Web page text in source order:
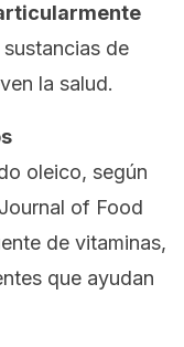
de
la salud.
oleico, según
Journal of Food
de vitaminas,
que ayudan